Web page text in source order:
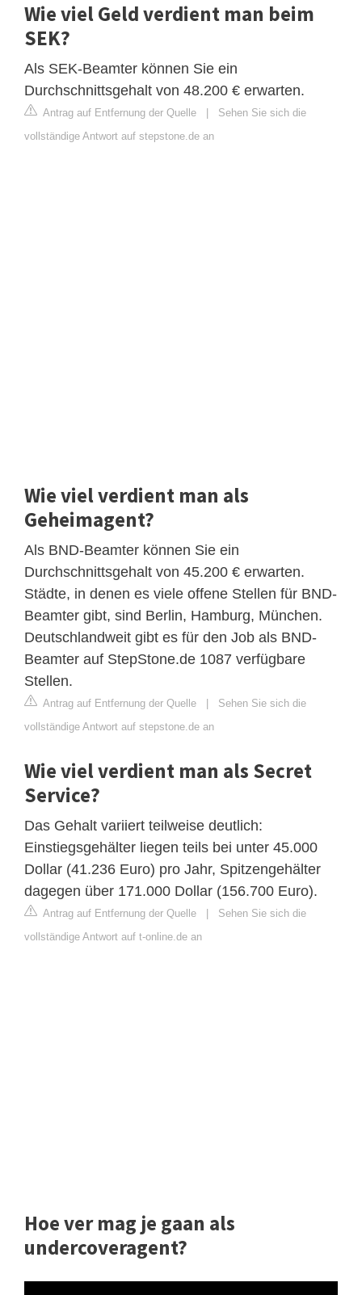
Wie viel Geld verdient man beim
SEK?
Als SEK-Beamter können Sie ein
Durchschnittsgehalt von 48.200 € erwarten.
Antrag auf Entfernung der Quelle
Sehen Sie sich die
vollständige Antwort auf stepstone.de an
Wie viel verdient man als
Geheimagent?
Als BND-Beamter können Sie ein
Durchschnittsgehalt von 45.200 € erwarten.
Städte, in denen es viele offene Stellen für BND-
Beamter gibt, sind Berlin, Hamburg, München.
Deutschlandweit gibt es für den Job als BND-
Beamter auf StepStone.de 1087 verfügbare
Stellen.
Antrag auf Entfernung der Quelle
Sehen Sie sich die
vollständige Antwort auf stepstone.de an
Wie viel verdient man als Secret
Service?
Das Gehalt variiert teilweise deutlich:
Einstiegsgehälter liegen teils bei unter 45.000
Dollar (41.236 Euro) pro Jahr, Spitzengehälter
dagegen über 171.000 Dollar (156.700 Euro).
Antrag auf Entfernung der Quelle
Sehen Sie sich die
vollständige Antwort auf t-online.de an
Hoe ver mag je gaan als
undercoveragent?